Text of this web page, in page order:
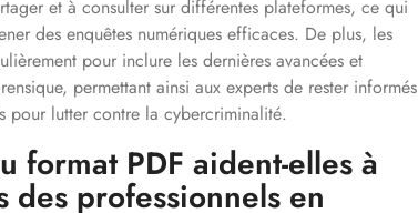
et à consulter sur différentes plateformes, ce qui
des enquêtes numériques efficaces. De plus, les
pour inclure les dernières avancées et
permettant ainsi aux experts de rester informés
pour lutter contre la cybercriminalité.
format PDF aident-elles à
professionnels en